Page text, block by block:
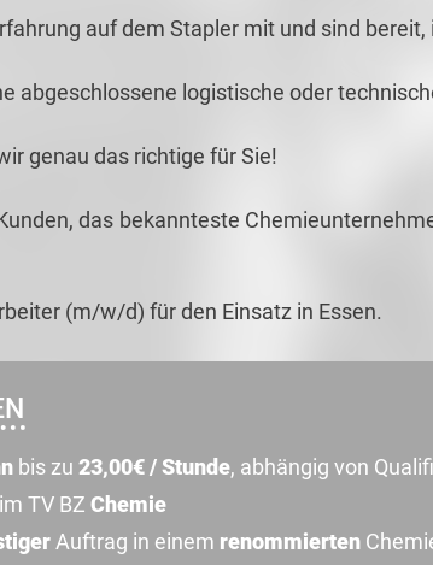
auf dem Stapler mit und sind
abgeschlossene logistische oder
genau das richtige für Sie!
das bekannteste
(m/w/d) für den Einsatz in Essen.
bis zu 23,00€ / Stunde, abhängig von
im TV BZ Chemie
Auftrag in einem renommierten